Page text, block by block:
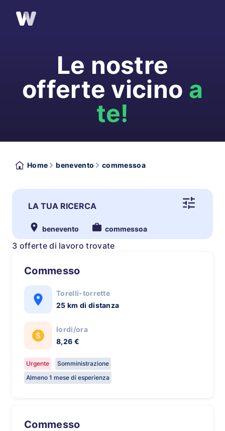
Le nostre
offerte vicino a
te!
Home benevento commessoa
LA TUA RICERCA
benevento commessoa
3 offerte di lavoro trovate
Commesso
Torelli-torrette
25 km di distanza
lordi/ora
8,26 €
Urgente
Somministrazione
Almeno 1 mese di esperienza
Commesso